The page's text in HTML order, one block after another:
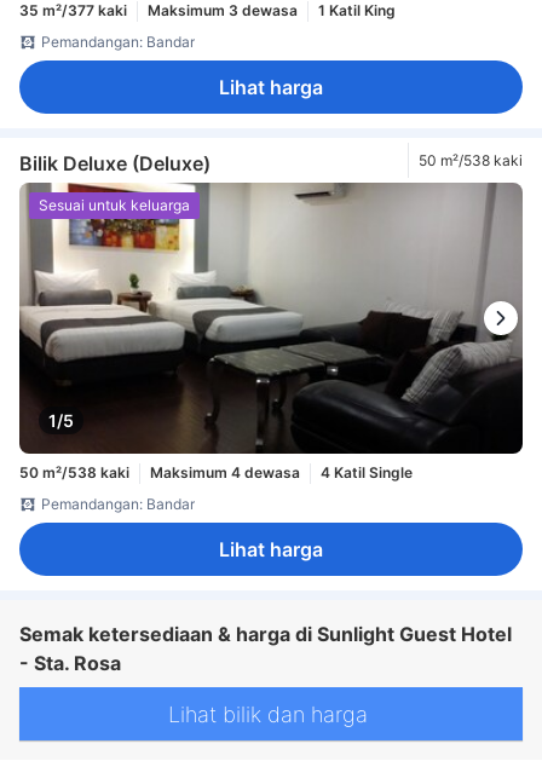
35 m²/377 kaki Maksimum 3 dewasa
1 Katil King
Pemandangan: Bandar
Lihat harga
Bilik Deluxe (Deluxe) 50 m²/538 kaki
1/5
Sesuai untuk keluarga
50 m²/538 kaki Maksimum 4 dewasa
4 Katil Single
Pemandangan: Bandar
Lihat harga
Semak ketersediaan & harga di Sunlight Guest Hotel
- Sta. Rosa
Lihat bilik dan harga